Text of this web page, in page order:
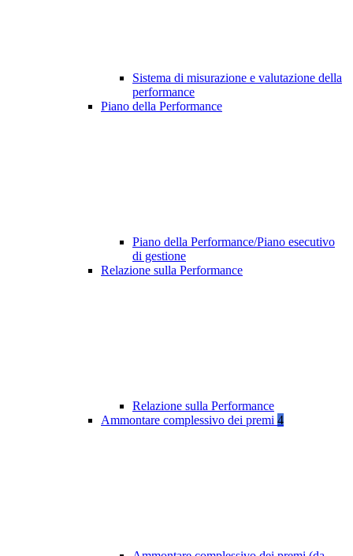
Sistema di misurazione e valutazione della
performance
Piano della Performance
Piano della Performance/Piano esecutivo
di gestione
Relazione sulla Performance
Relazione sulla Performance
Ammontare complessivo dei premi 4